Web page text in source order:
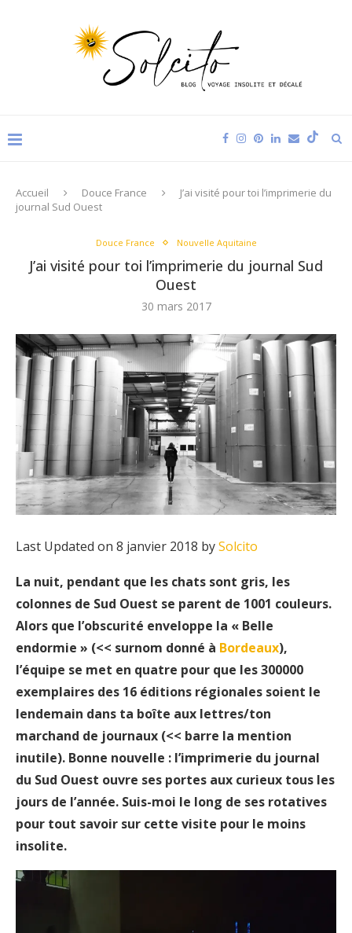
Accueil Douce France
J’ai visité pour toi l’imprimerie du
journal Sud Ouest
Douce France Nouvelle Aquitaine
J’ai visité pour toi l’imprimerie du journal Sud
Ouest
30 mars 2017
Last Updated on 8 janvier 2018 bySolcito
La nuit, pendant que les chats sont gris, les
colonnes de Sud Ouest se parent de 1001 couleurs.
Alors que l’obscurité enveloppe la « Belle
endormie » (<< surnom donné à Bordeaux),
l’équipe se met en quatre pour que les 300000
exemplaires des 16 éditions régionales soient le
lendemain dans ta boîte aux lettres/ton
marchand de journaux (<< barre la mention
inutile). Bonne nouvelle : l’imprimerie du journal
du Sud Ouest ouvre ses portes aux curieux tous les
jours de l’année. Suis-moi le long de ses rotatives
pour tout savoir sur cette visite pour le moins
insolite.